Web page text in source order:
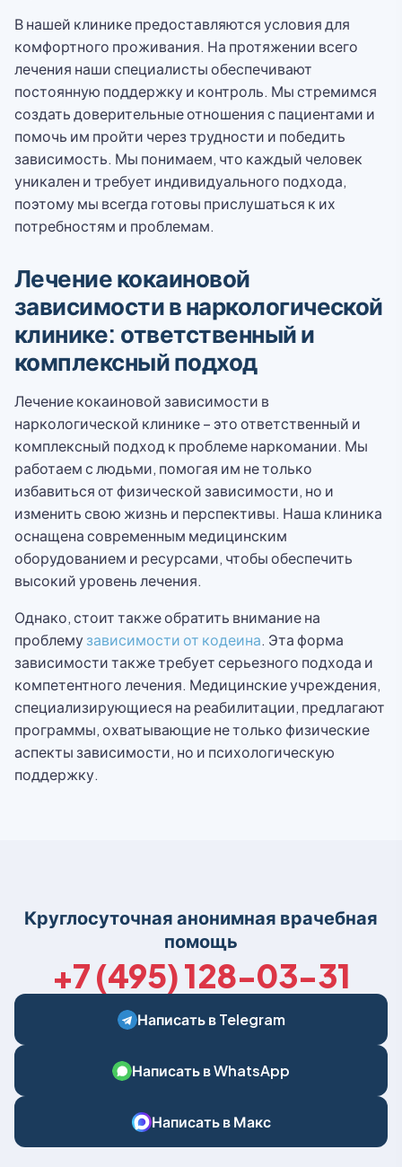
В нашей клинике предоставляются условия для
комфортного проживания. На протяжении всего
лечения наши специалисты обеспечивают
постоянную поддержку и контроль. Мы стремимся
создать доверительные отношения с пациентами и
помочь им пройти через трудности и победить
зависимость. Мы понимаем, что каждый человек
уникален и требует индивидуального подхода,
поэтому мы всегда готовы прислушаться к их
потребностям и проблемам.
Лечение кокаиновой
зависимости в наркологической
клинике: ответственный и
комплексный подход
Лечение кокаиновой зависимости в
наркологической клинике – это ответственный и
комплексный подход к проблеме наркомании. Мы
работаем с людьми, помогая им не только
избавиться от физической зависимости, но и
изменить свою жизнь и перспективы. Наша клиника
оснащена современным медицинским
оборудованием и ресурсами, чтобы обеспечить
высокий уровень лечения.
Однако, стоит также обратить внимание на
проблемузависимости от кодеина. Эта форма
зависимости также требует серьезного подхода и
компетентного лечения. Медицинские учреждения,
специализирующиеся на реабилитации, предлагают
программы, охватывающие не только физические
аспекты зависимости, но и психологическую
поддержку.
Круглосуточная анонимная врачебная
помощь
+7 (495) 128-03-31
Написать в Telegram
Написать в WhatsApp
Написать в Макс